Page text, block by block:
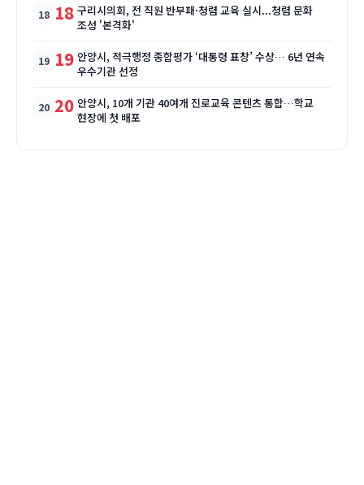
18 구리시의회, 전 직원 반부패·청렴 교육 실시...청렴 문화
조성 '본격화'
19 안양시, 적극행정 종합평가 ‘대통령 표창’ 수상… 6년 연속
우수기관 선정
20 안양시, 10개 기관 40여개 진로교육 콘텐츠 통합…학교
현장에 첫 배포